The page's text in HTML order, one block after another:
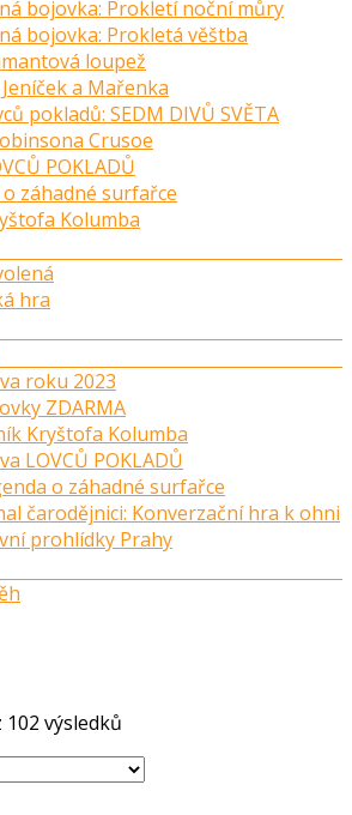
bojovka: Prokletí noční můry
bojovka: Prokletá věštba
loupež
a Mařenka
pokladů: SEDM DIVŮ SVĚTA
Crusoe
POKLADŮ
záhadné surfařce
Kolumba
hra
roku 2023
ZDARMA
Kryštofa Kolumba
LOVCŮ POKLADŮ
o záhadné surfařce
čarodějnici: Konverzační hra k ohni
prohlídky Prahy
102 výsledků